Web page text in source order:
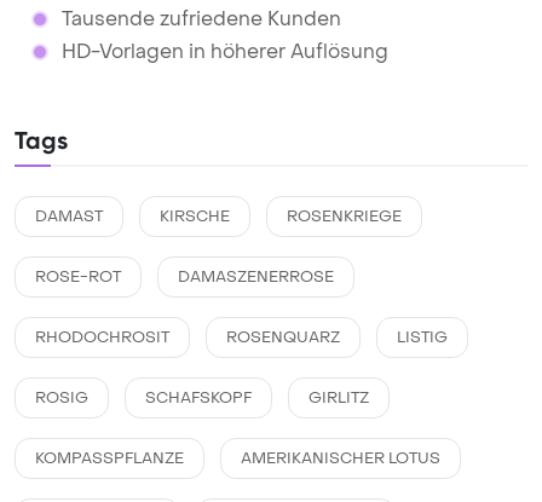
Tausende zufriedene Kunden
HD-Vorlagen in höherer Auflösung
Tags
DAMAST KIRSCHE ROSENKRIEGE
ROSE-ROT DAMASZENERROSE
RHODOCHROSIT ROSENQUARZ LISTIG
ROSIG SCHAFSKOPF GIRLITZ
KOMPASSPFLANZE AMERIKANISCHER LOTUS